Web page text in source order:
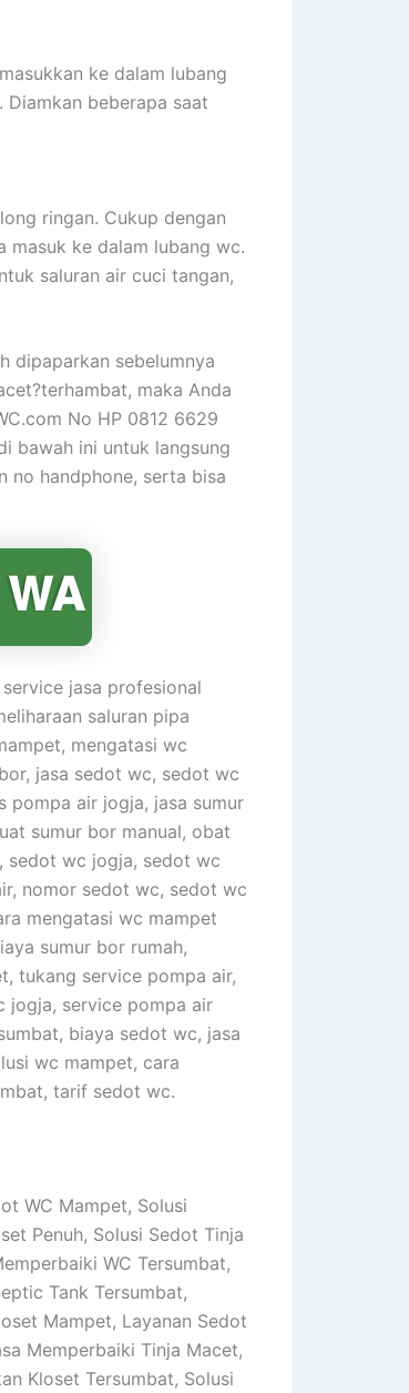
ke dalam lubang
beberapa saat
ringan. Cukup dengan
masuk ke dalam lubang wc.
saluran air cuci tangan,
dipaparkan sebelumnya
maka Anda
No HP 0812 6629
bawah ini untuk langsung
no handphone, serta bisa
jasa profesional
saluran pipa
mengatasi wc
jasa sedot wc, sedot wc
pompa air jogja, jasa sumur
sumur bor manual, obat
sedot wc jogja, sedot wc
nomor sedot wc, sedot wc
mengatasi wc mampet
sumur bor rumah,
tukang service pompa air,
jogja, service pompa air
biaya sedot wc, jasa
wc mampet, cara
tarif sedot wc.
WC Mampet, Solusi
Penuh, Solusi Sedot Tinja
WC Tersumbat,
Tank Tersumbat,
Mampet, Layanan Sedot
Memperbaiki Tinja Macet,
Kloset Tersumbat, Solusi